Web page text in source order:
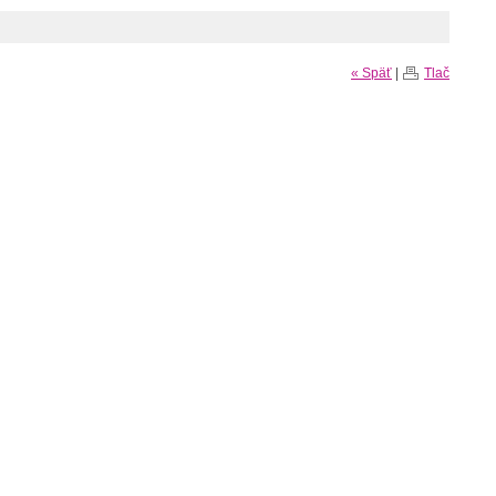
« Späť Tlač